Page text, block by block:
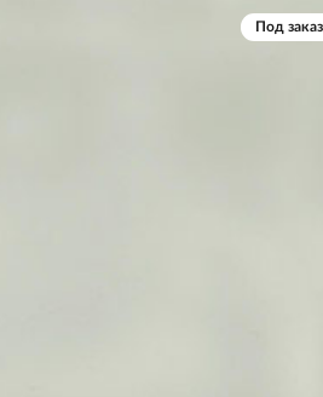
Под заказ